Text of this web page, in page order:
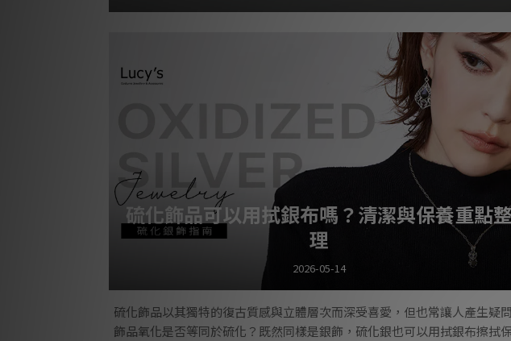
硫化飾品可以用拭銀布嗎？清潔與保養重點
理
2026-05-14
硫化飾品以其獨特的復古質感與立體層次而深受喜愛，但也常讓人產生疑問
飾品氧化是否等同於硫化？既然同樣是銀飾，硫化銀也可以用拭銀布擦拭